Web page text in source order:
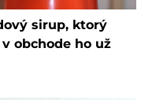
sirup, ktorý
obchode ho už